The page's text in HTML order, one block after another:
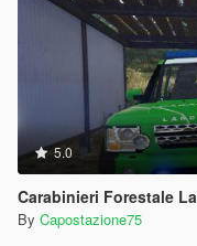
5.0
Carabinieri Forestale
By Capostazione75